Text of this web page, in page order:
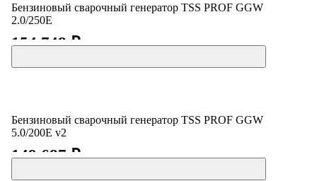
Бензиновый сварочный генератор TSS PROF GGW
2.0/250E
154 748 ₽
Бензиновый сварочный генератор TSS PROF GGW
5.0/200E v2
149 687 ₽